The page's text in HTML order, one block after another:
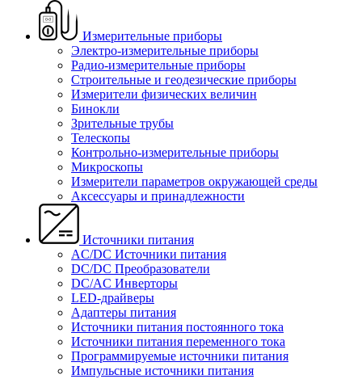
Измерительные приборы
Электро-измерительные приборы
Радио-измерительные приборы
Строительные и геодезические приборы
Измерители физических величин
Бинокли
Зрительные трубы
Телескопы
Контрольно-измерительные приборы
Микроскопы
Измерители параметров окружающей среды
Аксессуары и принадлежности
Источники питания
AC/DC Источники питания
DC/DC Преобразователи
DC/AC Инверторы
LED-драйверы
Адаптеры питания
Источники питания постоянного тока
Источники питания переменного тока
Программируемые источники питания
Импульсные источники питания